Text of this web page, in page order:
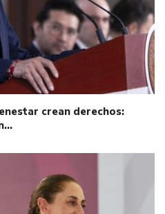
crean derechos: